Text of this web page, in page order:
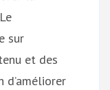
sur
et des
d’améliorer